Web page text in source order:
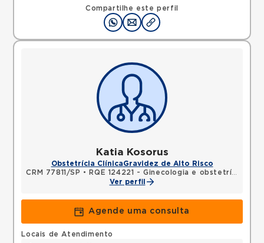
Compartilhe este perfil
Katia Kosorus
Obstetrícia ClínicaGravidez de Alto Risco
CRM 77811/SP •
RQE 124221 - Ginecologia e obstetrícia
Ver perfil
Agende uma consulta
Locais de Atendimento